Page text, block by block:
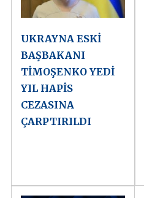
UKRAYNA ESKİ
BAŞBAKANI
TİMOŞENKO YEDİ
YIL HAPİS
CEZASINA
ÇARPTIRILDI